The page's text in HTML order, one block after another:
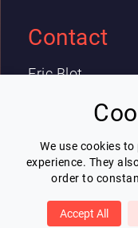
We use cookies
experience. They
order to
Accept All
Contact
Eric Blot
Newsletter
Lespeakers